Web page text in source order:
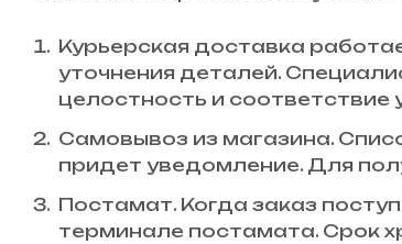
Курьерская доставка
уточнения деталей.
целостность и соответствие
Самовывоз из магазина.
придет уведомление. Для
Постамат. Когда заказ
терминале постамата. Срок